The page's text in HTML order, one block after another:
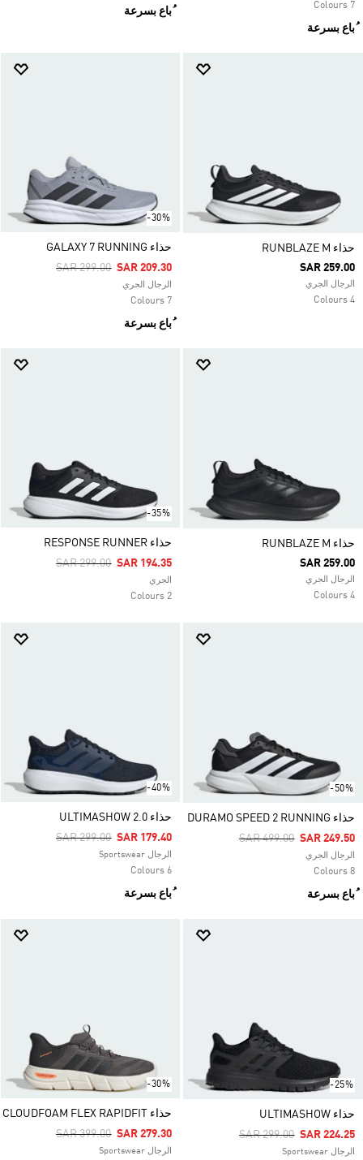
7 Colours
ُباع بسرعة
ُباع بسرعة
حذاء RUNBLAZE M
SAR 259.00
الرجال الجري
4 Colours
-30%
حذاء GALAXY 7 RUNNING
Price Reduced From
SAR 299.00ToSAR 209.30
الرجال الجري
7 Colours
ُباع بسرعة
حذاء RUNBLAZE M
SAR 259.00
الرجال الجري
4 Colours
-35%
حذاء RESPONSE RUNNER
Price Reduced From
SAR 299.00ToSAR 194.35
الجري
2 Colours
-50%
حذاء DURAMO SPEED 2 RUNNING
Price Reduced From
SAR 499.00ToSAR 249.50
الرجال الجري
8 Colours
ُباع بسرعة
-40%
حذاء ULTIMASHOW 2.0
Price Reduced From
SAR 299.00ToSAR 179.40
الرجال Sportswear
6 Colours
ُباع بسرعة
-25%
حذاء ULTIMASHOW
Price Reduced From
SAR 299.00ToSAR 224.25
الرجال Sportswear
-30%
حذاء CLOUDFOAM FLEX RAPIDFIT
Price Reduced From
SAR 399.00ToSAR 279.30
الرجال Sportswear